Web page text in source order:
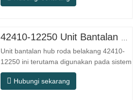
TIDAK.Lainnya. Aplikasi 513104 F2AC…
Unit bantalan hub roda belakang 42410-
12250 ini terutama digunakan pada sistem
poros belakang model Jepang, dan
termasuk dalam desain hub terintegrasi
Hubungi sekarang